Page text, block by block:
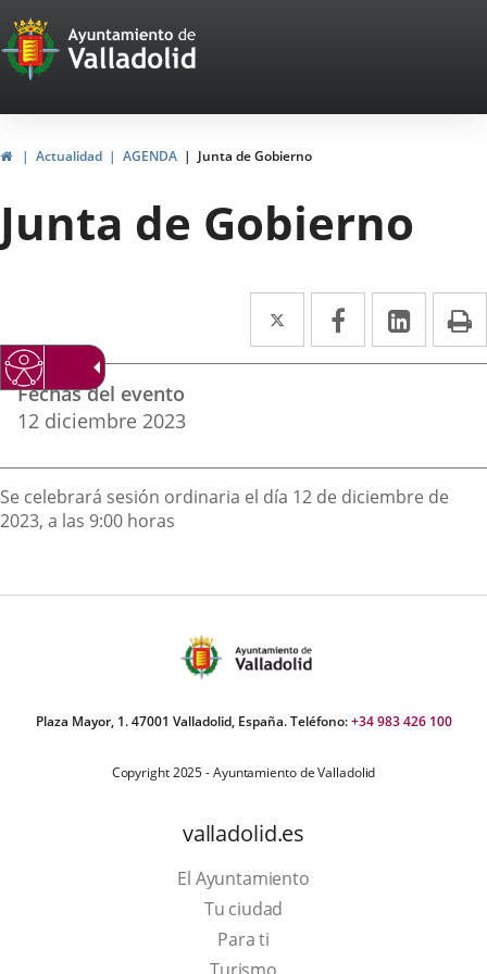
Portal
Web
del
Ayuntamiento
de
Valladolid
InicioActualidad AGENDA Junta de Gobierno
Junta de Gobierno
Twitter
Enlace
a
externa.
Facebook
Enlace
a
externa.
Enlace
a
Datos
del
evento
Fechas del evento
12 diciembre 2023
Descripción
Se celebrará sesión ordinaria el día 12 de diciembre de
2023, a las 9:00 horas
Plaza Mayor, 1. 47001 Valladolid, España. Teléfono:+34 983 426 100
Copyright 2025 - Ayuntamiento de Valladolid
valladolid.es
El Ayuntamiento
Tu ciudad
Para ti
Este